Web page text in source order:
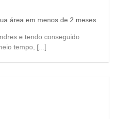
área em menos de 2 meses
e tendo conseguido
tempo, [...]